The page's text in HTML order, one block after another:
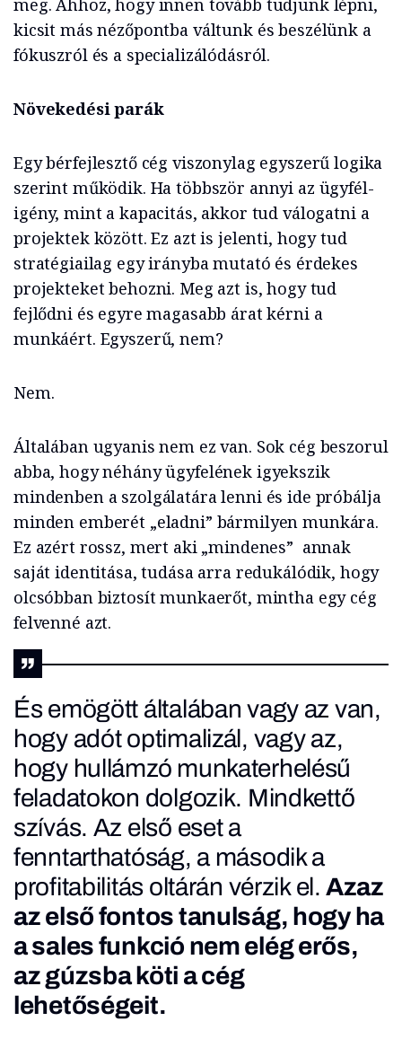
meg. Ahhoz, hogy innen tovább tudjunk lépni,
kicsit más nézőpontba váltunk és beszélünk a
fókuszról és a specializálódásról.
Növekedési parák
Egy bérfejlesztő cég viszonylag egyszerű logika
szerint működik. Ha többször annyi az ügyfél-
igény, mint a kapacitás, akkor tud válogatni a
projektek között. Ez azt is jelenti, hogy tud
stratégiailag egy irányba mutató és érdekes
projekteket behozni. Meg azt is, hogy tud
fejlődni és egyre magasabb árat kérni a
munkáért. Egyszerű, nem?
Nem.
Általában ugyanis nem ez van. Sok cég beszorul
abba, hogy néhány ügyfelének igyekszik
mindenben a szolgálatára lenni és ide próbálja
minden emberét „eladni” bármilyen munkára.
Ez azért rossz, mert aki „mindenes” annak
saját identitása, tudása arra redukálódik, hogy
olcsóbban biztosít munkaerőt, mintha egy cég
felvenné azt.
És emögött általában vagy az van,
hogy adót optimalizál, vagy az,
hogy hullámzó munkaterhelésű
feladatokon dolgozik. Mindkettő
szívás. Az első eset a
fenntarthatóság, a második a
profitabilitás oltárán vérzik el.Azaz
az első fontos tanulság, hogy ha
a sales funkció nem elég erős,
az gúzsba köti a cég
lehetőségeit.